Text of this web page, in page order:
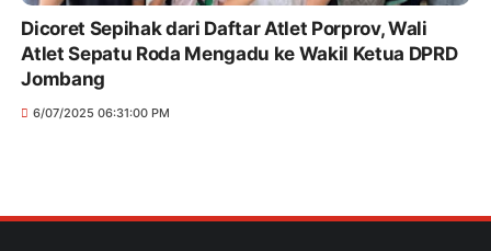
Dicoret Sepihak dari Daftar Atlet Porprov, Wali
Atlet Sepatu Roda Mengadu ke Wakil Ketua DPRD
Jombang
6/07/2025 06:31:00 PM